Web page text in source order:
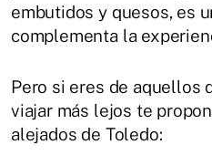
embutidos y quesos, es
complementa la
Pero si eres de aquellos
viajar más lejos te
alejados de Toledo: